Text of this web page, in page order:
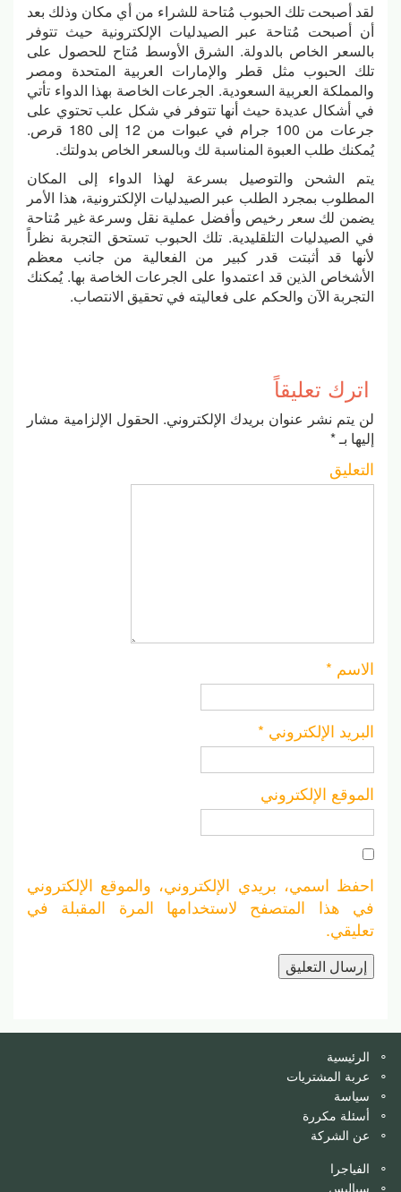
لقد أصبحت تلك الحبوب مُتاحة للشراء من أي مكان وذلك بعد
أن أصبحت مُتاحة عبر الصيدليات الإلكترونية حيث تتوفر
بالسعر الخاص بالدولة. الشرق الأوسط مُتاح للحصول على
تلك الحبوب مثل قطر والإمارات العربية المتحدة ومصر
والمملكة العربية السعودية. الجرعات الخاصة بهذا الدواء تأتي
في أشكال عديدة حيث أنها تتوفر في شكل علب تحتوي على
جرعات من 100 جرام في عبوات من 12 إلى 180 قرص.
يُمكنك طلب العبوة المناسبة لك وبالسعر الخاص بدولتك.
يتم الشحن والتوصيل بسرعة لهذا الدواء إلى المكان
المطلوب بمجرد الطلب عبر الصيدليات الإلكترونية، هذا الأمر
يضمن لك سعر رخيص وأفضل عملية نقل وسرعة غير مُتاحة
في الصيدليات التلقليدية. تلك الحبوب تستحق التجربة نظراً
لأنها قد أثبتت قدر كبير من الفعالية من جانب معظم
الأشخاص الذين قد اعتمدوا على الجرعات الخاصة بها. يُمكنك
التجربة الآن والحكم على فعاليته في تحقيق الانتصاب.
اترك تعليقاً
لن يتم نشر عنوان بريدك الإلكتروني. الحقول الإلزامية مشار
إليها بـ*
التعليق
الاسم *
البريد الإلكتروني *
الموقع الإلكتروني
احفظ اسمي، بريدي الإلكتروني، والموقع الإلكتروني
في هذا المتصفح لاستخدامها المرة المقبلة في
تعليقي.
الرئيسية
عربة المشتريات
سياسة
أسئلة مكررة
عن الشركة
الفياجرا
سياليس